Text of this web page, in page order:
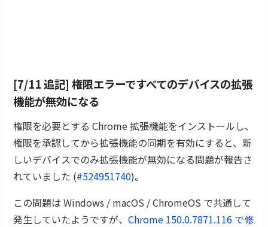
[7/11 追記] 権限エラーですべてのデバイスの拡張
機能が無効になる
権限を必要とする Chrome 拡張機能をインストールし、
権限を承認してから拡張機能の同期を有効にすると、新
しいデバイスでのみ拡張機能が無効になる問題が報告さ
れていました (#524951740)。
この問題は Windows / macOS / ChromeOS で共通して
発生していたようですが、Chrome 150.0.7871.116 で修